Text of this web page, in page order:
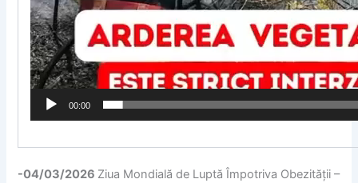
00:00
-04/03/2026 Ziua Mondială de Luptă Împotriva Obezității –